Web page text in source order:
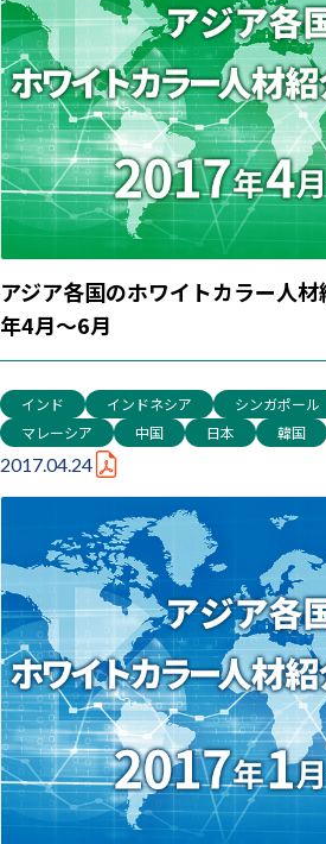
アジア各国のホワイトカラー人
年4月～6月
インド インドネシア シンガポール
マレーシア
中国 日本 韓国
2017.04.24